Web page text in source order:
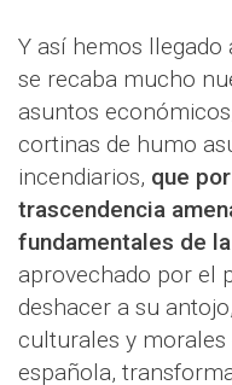
Y así hemos llegado
se recaba mucho
asuntos
cortinas de humo
incendiarios, que
trascendencia
fundamentales de
aprovechado por el
deshacer a su
culturales y
española,